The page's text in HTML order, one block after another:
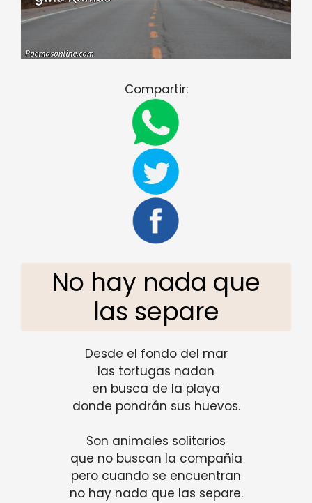
Compartir:
No hay nada que
las separe
Desde el fondo del mar
las tortugas nadan
en busca de la playa
donde pondrán sus huevos.
Son animales solitarios
que no buscan la compañia
pero cuando se encuentran
no hay nada que las separe.